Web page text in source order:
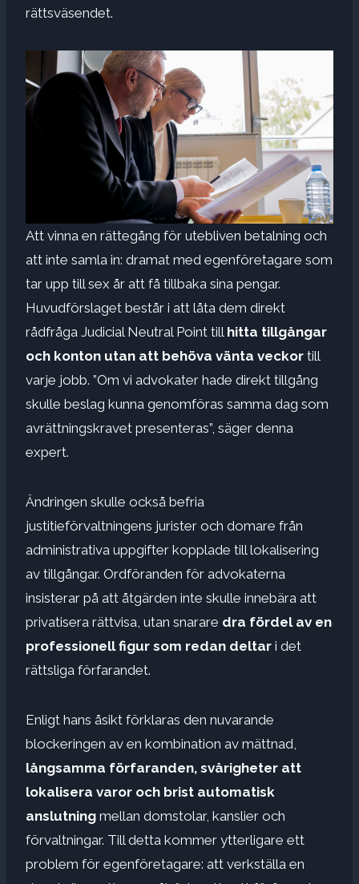
rättsväsendet.
Att vinna en rättegång för utebliven betalning och
att inte samla in: dramat med egenföretagare som
tar upp till sex år att få tillbaka sina pengar.
Huvudförslaget består i att låta dem direkt
rådfråga Judicial Neutral Point till hitta tillgångar
och konton utan att behöva vänta veckor till
varje jobb. ”Om vi ​​advokater hade direkt tillgång
skulle beslag kunna genomföras samma dag som
avrättningskravet presenteras”, säger denna
expert.
Ändringen skulle också befria
justitieförvaltningens jurister och domare från
administrativa uppgifter kopplade till lokalisering
av tillgångar. Ordföranden för advokaterna
insisterar på att åtgärden inte skulle innebära att
privatisera rättvisa, utan snarare dra fördel av en
professionell figur som redan deltar i det
rättsliga förfarandet.
Enligt hans åsikt förklaras den nuvarande
blockeringen av en kombination av mättnad,
långsamma förfaranden, svårigheter att
lokalisera varor och brist automatisk
anslutning mellan domstolar, kanslier och
förvaltningar. Till detta kommer ytterligare ett
problem för egenföretagare: att verkställa en